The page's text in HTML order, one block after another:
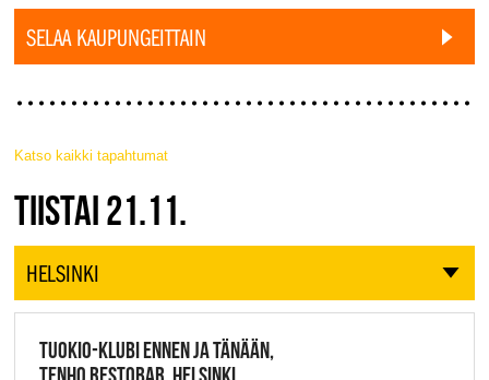
SELAA KAUPUNGEITTAIN
Katso kaikki tapahtumat
JAZZ FINLAND LIVE
TIISTAI 21.11.
HELSINKI
TUOKIO-KLUBI ENNEN JA TÄNÄÄN,